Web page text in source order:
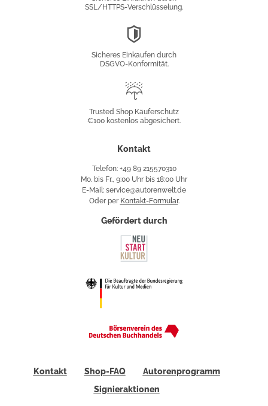
SSL/HTTPS-Verschlüsselung.
Sicheres Einkaufen durch
DSGVO-Konformität.
Käuferschutz
Trusted Shop Käuferschutz
€100 kostenlos abgesichert.
Kontakt
Telefon: +49 89 215570310
Mo. bis Fr., 9:00 Uhr bis 18:00 Uhr
E-Mail: service@autorenwelt.de
Oder per Kontakt-Formular.
Gefördert durch
Kontakt Shop-FAQ
Autorenprogramm
Signieraktionen